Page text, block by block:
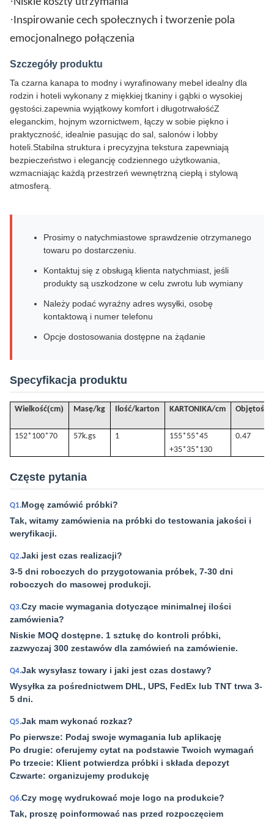
·Inspirowanie cech społecznych i tworzenie pola
emocjonalnego połączenia
Szczegóły produktu
Ta czarna kanapa to modny i wyrafinowany mebel idealny dla
rodzin i hoteli wykonany z miękkiej tkaniny i gąbki o wysokiej
gęstości.zapewnia wyjątkowy komfort i długotrwałośćZ
eleganckim, hojnym wzornictwem, łączy w sobie piękno i
praktyczność, idealnie pasując do sal, salonów i lobby
hoteli.Stabilna struktura i precyzyjna tekstura zapewniają
bezpieczeństwo i elegancję codziennego użytkowania,
wzmacniając każdą przestrzeń wewnętrzną ciepłą i stylową
atmosferą.
Prosimy o natychmiastowe sprawdzenie otrzymanego
towaru po dostarczeniu.
Kontaktuj się z obsługą klienta natychmiast, jeśli
produkty są uszkodzone w celu zwrotu lub wymiany
Należy podać wyraźny adres wysyłki, osobę
kontaktową i numer telefonu
Opcje dostosowania dostępne na żądanie
Specyfikacja produktu
Wielkość(cm) Masę/kg Ilość/karton KARTONIKA/cm Objętość
152*100*70 57k.gs 1
155*55*45
+35*35*130
0.47
Częste pytania
Q1.Mogę zamówić próbki?
Tak, witamy zamówienia na próbki do testowania jakości i
weryfikacji.
Q2.Jaki jest czas realizacji?
3-5 dni roboczych do przygotowania próbek, 7-30 dni
roboczych do masowej produkcji.
Q3.Czy macie wymagania dotyczące minimalnej ilości
zamówienia?
Niskie MOQ dostępne. 1 sztukę do kontroli próbki,
zazwyczaj 300 zestawów dla zamówień na zamówienie.
Q4.Jak wysyłasz towary i jaki jest czas dostawy?
Wysyłka za pośrednictwem DHL, UPS, FedEx lub TNT trwa 3-
5 dni.
Q5.Jak mam wykonać rozkaz?
Po pierwsze: Podaj swoje wymagania lub aplikację
Po drugie: oferujemy cytat na podstawie Twoich wymagań
Po trzecie: Klient potwierdza próbki i składa depozyt
Czwarte: organizujemy produkcję
Q6.Czy mogę wydrukować moje logo na produkcie?
Tak, proszę poinformować nas przed rozpoczęciem